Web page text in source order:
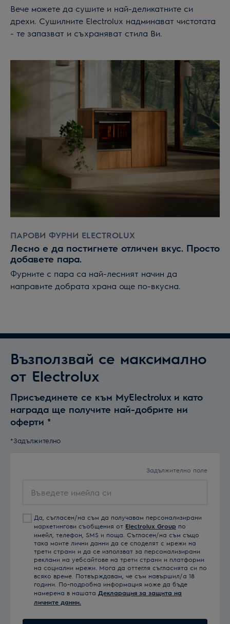
Вече можете да сушите и най-деликатните си
дрехи. Сушилните Electrolux надминават чистотата
- те запазват и съхраняват стила Ви.
ПАРОВИ ФУРНИ ELECTROLUX
Лесно е да постигнете отличен вкус. Просто
добавете пара.
Фурните с пара са най-лесният начин да
направите добрата храна още по-вкусна.
Възползвай се максимално
от Electrolux
Присъединете се към MyElectrolux и като
награда ще получите най-добрите ни
оферти *
*Задължително
Задължително поле
имейла
Да, съгласен/на съм да получавам персонализирани
маркетингови съобщения от Electrolux Group по
имейл, телефон, SMS и поща. Съгласен/на съм също
така моите лични данни да се споделят с мрежи на
трети страни и да се използват за персонализирани
реклами на уебсайтове на трети страни и платформи
на социални мрежи. Мога да оттегля съгласията си по
всяко време. Потвърждавам, че съм навършил/а 18
години. По-подробна информация може да бъде
намерена в нашата Декларация за защита на
личните данни.